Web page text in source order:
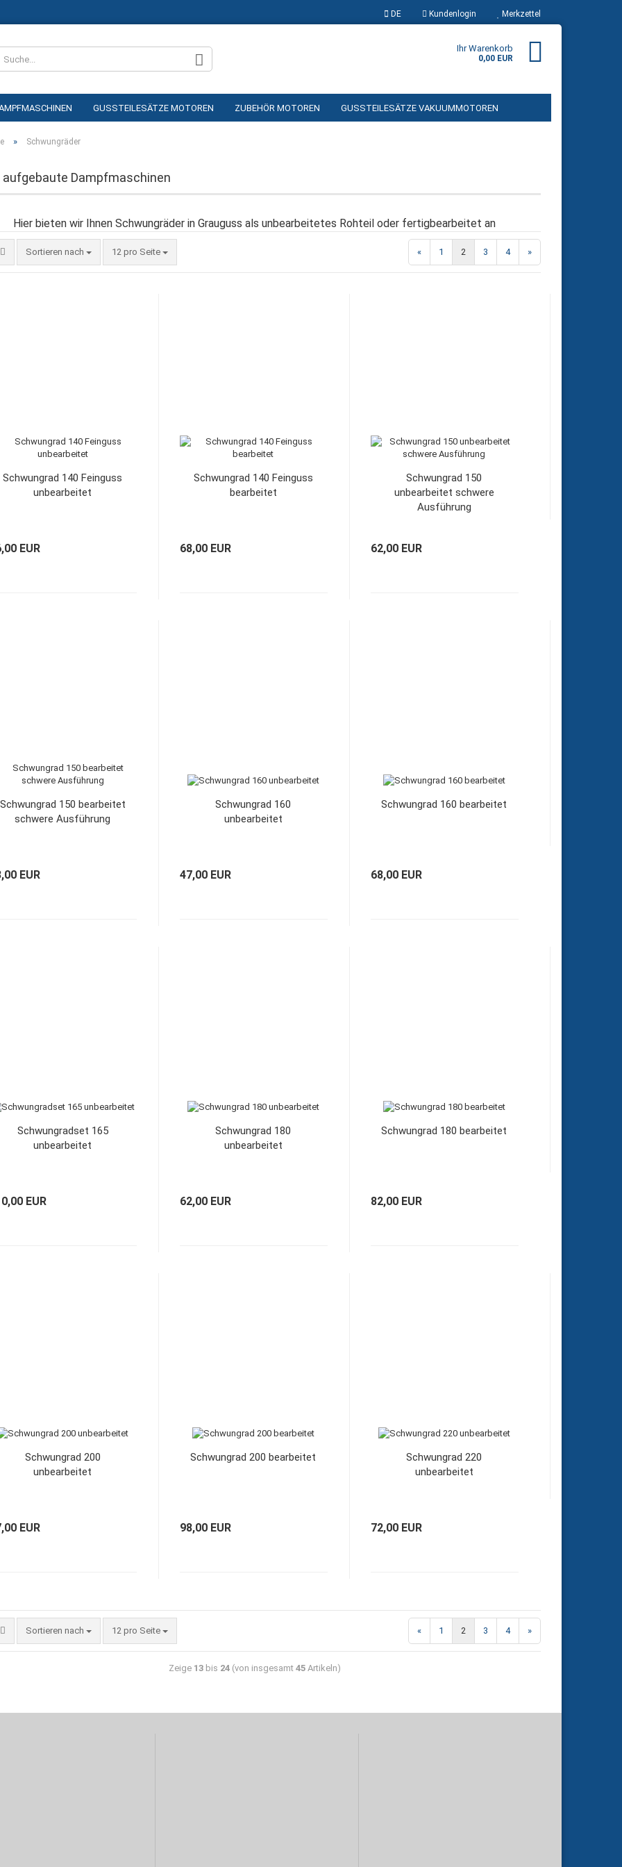
DE Kundenlogin
Passwort vergessen?
Merkzettel
Ihr Warenkorb
0,00 EUR
GUSSTEILESÄTZE MOTOREN ZUBEHÖR MOTOREN GUSSTEILESÄTZE VAKUUMMOTOREN
GENERATOREN
/ MUTTERN ÜBER UNS
» Schwungräder
aufgebaute Dampfmaschinen
Hier bieten wir Ihnen Schwungräder in Grauguss als unbearbeitetes Rohteil oder fertigbearbeitet an
Sortieren nach 12 pro Seite « 1 2 3 4 »
Schwungrad 140 Feinguss
unbearbeitet
EUR
Schwungrad 140 Feinguss
bearbeitet
68,00 EUR
Schwungrad 150
unbearbeitet schwere
Ausführung
62,00 EUR
Schwungrad 150 bearbeitet
schwere Ausführung
EUR
Schwungrad 160
unbearbeitet
47,00 EUR
Schwungrad 160 bearbeitet
68,00 EUR
Schwungradset 165
unbearbeitet
EUR
Schwungrad 180
unbearbeitet
62,00 EUR
Schwungrad 180 bearbeitet
82,00 EUR
Schwungrad 200
unbearbeitet
EUR
Schwungrad 200 bearbeitet
98,00 EUR
Schwungrad 220
unbearbeitet
72,00 EUR
Sortieren nach 12 pro Seite « 1 2 3 4 »
Zeige 13bis 24(von insgesamt 45Artikeln)